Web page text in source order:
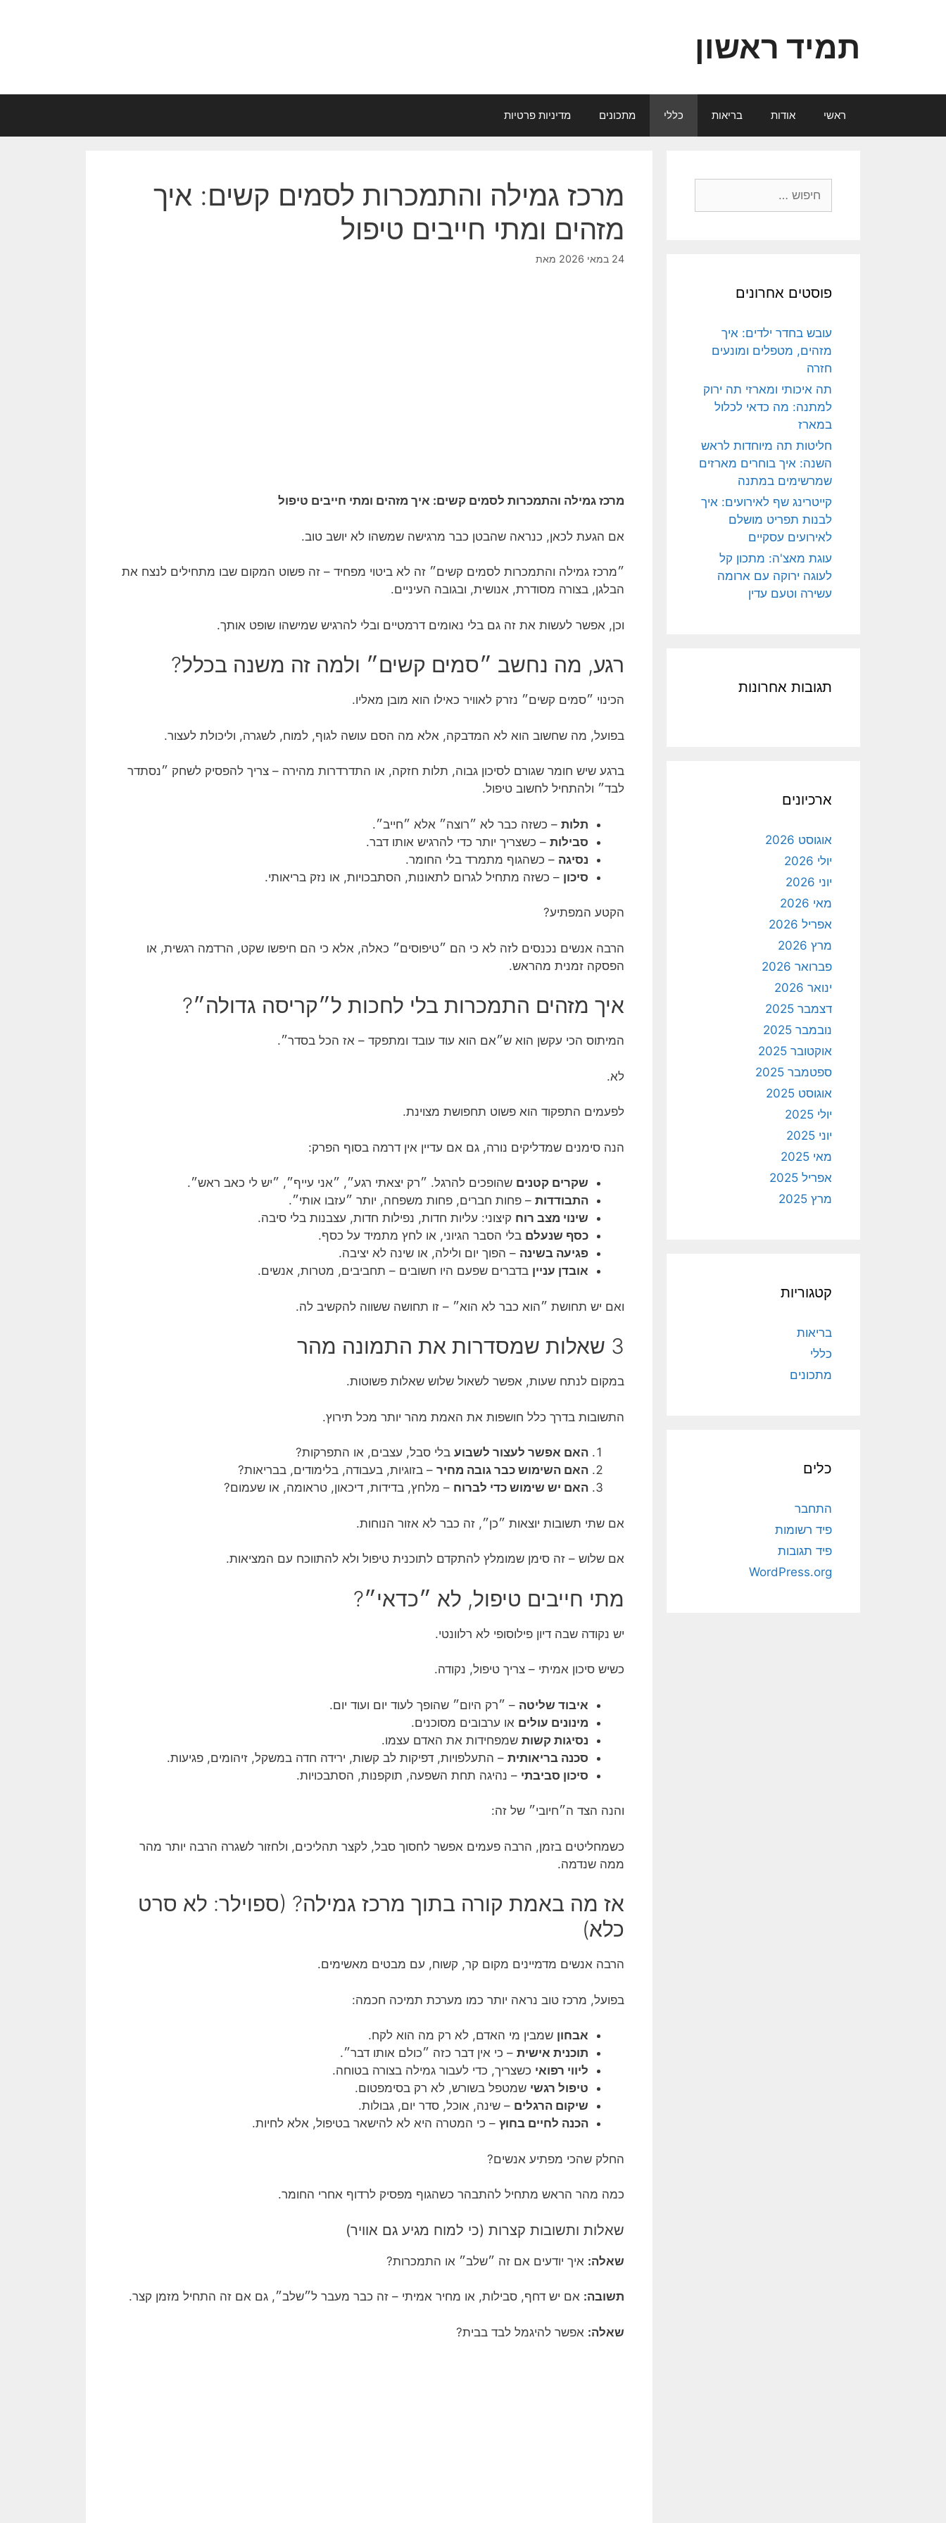
תמיד ראשון
ראשי אודות בריאות כללי מתכונים מדיניות פרטיות
מרכז גמילה והתמכרות לסמים קשים: איך
מזהים ומתי חייבים טיפול
24 במאי 2026 מאת
מרכז גמילה והתמכרות לסמים קשים: איך מזהים ומתי חייבים טיפול
אם הגעת לכאן, כנראה שהבטן כבר מרגישה שמשהו לא יושב טוב.
״מרכז גמילה והתמכרות לסמים קשים״ זה לא ביטוי מפחיד – זה פשוט המקום שבו מתחילים לנצח את
הבלגן, בצורה מסודרת, אנושית, ובגובה העיניים.
וכן, אפשר לעשות את זה גם בלי נאומים דרמטיים ובלי להרגיש שמישהו שופט אותך.
רגע, מה נחשב ״סמים קשים״ ולמה זה משנה בכלל?
הכינוי ״סמים קשים״ נזרק לאוויר כאילו הוא מובן מאליו.
בפועל, מה שחשוב הוא לא המדבקה, אלא מה הסם עושה לגוף, למוח, לשגרה, וליכולת לעצור.
ברגע שיש חומר שגורם לסיכון גבוה, תלות חזקה, או התדרדרות מהירה – צריך להפסיק לשחק ״נסתדר
לבד״ ולהתחיל לחשוב טיפול.
תלות – כשזה כבר לא ״רוצה״ אלא ״חייב״.
סבילות – כשצריך יותר כדי להרגיש אותו דבר.
נסיגה – כשהגוף מתמרד בלי החומר.
סיכון – כשזה מתחיל לגרום לתאונות, הסתבכויות, או נזק בריאותי.
הקטע המפתיע?
הרבה אנשים נכנסים לזה לא כי הם ״טיפוסים״ כאלה, אלא כי הם חיפשו שקט, הרדמה רגשית, או
הפסקה זמנית מהראש.
איך מזהים התמכרות בלי לחכות ל״קריסה גדולה״?
המיתוס הכי עקשן הוא ש״אם הוא עוד עובד ומתפקד – אז הכל בסדר״.
לא.
לפעמים התפקוד הוא פשוט תחפושת מצוינת.
הנה סימנים שמדליקים נורה, גם אם עדיין אין דרמה בסוף הפרק:
שקרים קטנים שהופכים להרגל. ״רק יצאתי רגע״, ״אני עייף״, ״יש לי כאב ראש״.
התבודדות – פחות חברים, פחות משפחה, יותר ״עזבו אותי״.
שינוי מצב רוח קיצוני: עליות חדות, נפילות חדות, עצבנות בלי סיבה.
כסף שנעלם בלי הסבר הגיוני, או לחץ מתמיד על כסף.
פגיעה בשינה – הפוך יום ולילה, או שינה לא יציבה.
אובדן עניין בדברים שפעם היו חשובים – תחביבים, מטרות, אנשים.
ואם יש תחושת ״הוא כבר לא הוא״ – זו תחושה ששווה להקשיב לה.
3 שאלות שמסדרות את התמונה מהר
במקום לנתח שעות, אפשר לשאול שלוש שאלות פשוטות.
התשובות בדרך כלל חושפות את האמת מהר יותר מכל תירוץ.
האם אפשר לעצור לשבוע בלי סבל, עצבים, או התפרקות?
האם השימוש כבר גובה מחיר – בזוגיות, בעבודה, בלימודים, בבריאות?
האם יש שימוש כדי לברוח – מלחץ, בדידות, דיכאון, טראומה, או שעמום?
אם שתי תשובות יוצאות ״כן״, זה כבר לא אזור הנוחות.
אם שלוש – זה סימן שמומלץ להתקדם לתוכנית טיפול ולא להתווכח עם המציאות.
מתי חייבים טיפול, לא ״כדאי״?
יש נקודה שבה דיון פילוסופי לא רלוונטי.
כשיש סיכון אמיתי – צריך טיפול, נקודה.
איבוד שליטה – ״רק היום״ שהופך לעוד יום ועוד יום.
מינונים עולים או ערבובים מסוכנים.
נסיגות קשות שמפחידות את האדם עצמו.
סכנה בריאותית – התעלפויות, דפיקות לב קשות, ירידה חדה במשקל, זיהומים, פגיעות.
סיכון סביבתי – נהיגה תחת השפעה, תוקפנות, הסתבכויות.
והנה הצד ה״חיובי״ של זה:
כשמחליטים בזמן, הרבה פעמים אפשר לחסוך סבל, לקצר תהליכים, ולחזור לשגרה הרבה יותר מהר
ממה שנדמה.
אז מה באמת קורה בתוך מרכז גמילה? (ספוילר: לא סרט
כלא)
הרבה אנשים מדמיינים מקום קר, קשוח, עם מבטים מאשימים.
בפועל, מרכז טוב נראה יותר כמו מערכת תמיכה חכמה:
אבחון שמבין מי האדם, לא רק מה הוא לקח.
תוכנית אישית – כי אין דבר כזה ״כולם אותו דבר״.
ליווי רפואי כשצריך, כדי לעבור גמילה בצורה בטוחה.
טיפול רגשי שמטפל בשורש, לא רק בסימפטום.
שיקום הרגלים – שינה, אוכל, סדר יום, גבולות.
הכנה לחיים בחוץ – כי המטרה היא לא להישאר בטיפול, אלא לחיות.
החלק שהכי מפתיע אנשים?
כמה מהר הראש מתחיל להתבהר כשהגוף מפסיק לרדוף אחרי החומר.
שאלות ותשובות קצרות (כי למוח מגיע גם אוויר)
שאלה: איך יודעים אם זה ״שלב״ או התמכרות?
תשובה: אם יש דחף, סבילות, או מחיר אמיתי – זה כבר מעבר ל״שלב״, גם אם זה התחיל מזמן קצר.
שאלה: אפשר להיגמל לבד בבית?
פוסטים אחרונים
עובש בחדר ילדים: איך
מזהים, מטפלים ומונעים
חזרה
תה איכותי ומארזי תה ירוק
למתנה: מה כדאי לכלול
במארז
חליטות תה מיוחדות לראש
השנה: איך בוחרים מארזים
שמרשימים במתנה
קייטרינג שף לאירועים: איך
לבנות תפריט מושלם
לאירועים עסקיים
עוגת מאצ'ה: מתכון קל
לעוגה ירוקה עם ארומה
עשירה וטעם עדין
תגובות אחרונות
ארכיונים
אוגוסט 2026
יולי 2026
יוני 2026
מאי 2026
אפריל 2026
מרץ 2026
פברואר 2026
ינואר 2026
דצמבר 2025
נובמבר 2025
אוקטובר 2025
ספטמבר 2025
אוגוסט 2025
יולי 2025
יוני 2025
מאי 2025
אפריל 2025
מרץ 2025
קטגוריות
בריאות
כללי
מתכונים
כלים
התחבר
פיד רשומות
פיד תגובות
WordPress.org